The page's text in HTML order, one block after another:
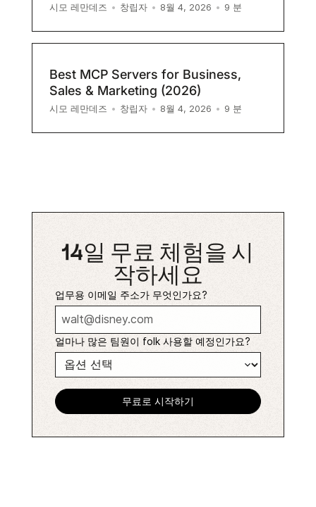
시모 레만데즈 • 창립자 • 8월 4, 2026 • 9 분
Best MCP Servers for Business,
Sales & Marketing (2026)
시모 레만데즈 • 창립자 • 8월 4, 2026 • 9 분
14일 무료 체험을 시
작하세요
업무용 이메일 주소가 무엇인가요?
얼마나 많은 팀원이 folk 사용할 예정인가요?